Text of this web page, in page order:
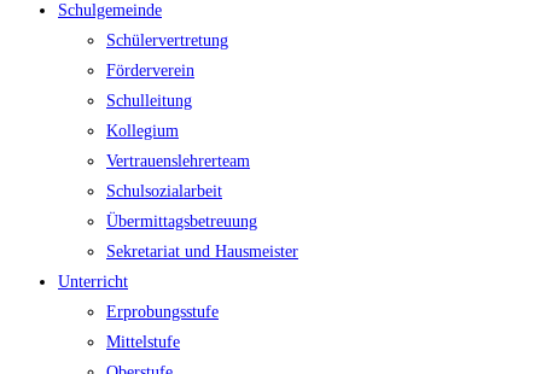
Schulgemeinde
Schülervertretung
Förderverein
Schulleitung
Kollegium
Vertrauenslehrerteam
Schulsozialarbeit
Übermittagsbetreuung
Sekretariat und Hausmeister
Unterricht
Erprobungsstufe
Mittelstufe